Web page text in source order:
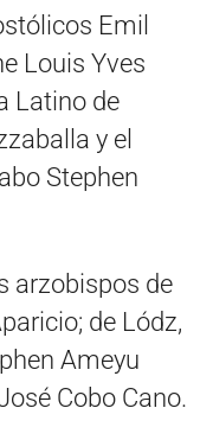
Emil
Louis Yves
Latino de
y el
Stephen
arzobispos de
de Lódz,
Ameyu
Cobo Cano.